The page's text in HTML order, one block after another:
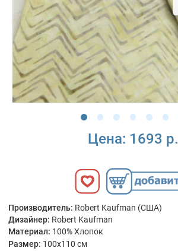
Цена: 1693 р.
Производитель: Robert Kaufman (США)
Дизайнер: Robert Kaufman
Материал: 100% Хлопок
Размер: 100x110 см